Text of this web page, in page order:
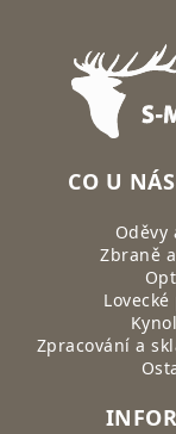
Zápatí
CO U
Oděvy
Zbraně
Zpracování a